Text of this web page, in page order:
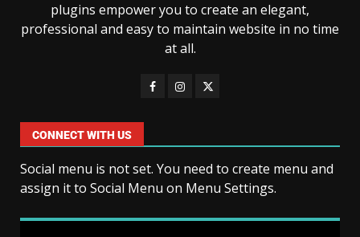
plugins empower you to create an elegant,
professional and easy to maintain website in no time
at all.
CONNECT WITH US
Social menu is not set. You need to create menu and
assign it to Social Menu on Menu Settings.